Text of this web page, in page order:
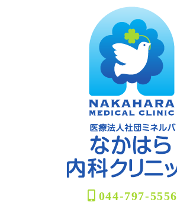
044-797-5556